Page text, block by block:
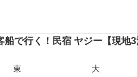
船で行く！民宿 ヤジー【現地
東
大